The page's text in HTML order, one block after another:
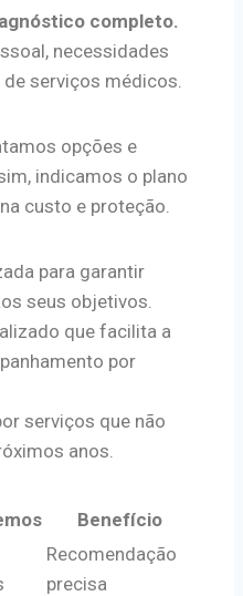
completo.
necessidades
serviços médicos.
opções e
indicamos o plano
custo e proteção.
para garantir
seus objetivos.
que facilita a
por
serviços que não
anos.
Benefício
Recomendação
precisa